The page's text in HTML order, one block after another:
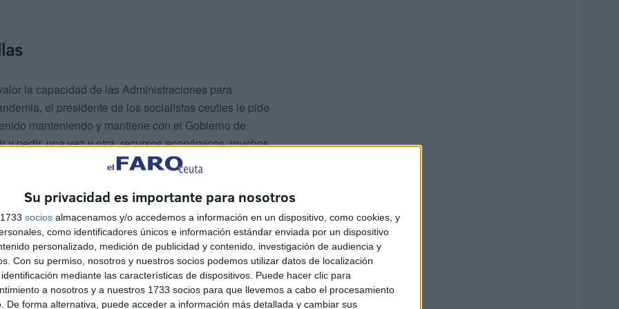
Su privacidad es importante para nosotros
socios almacenamos y/o accedemos a información en un dispositivo, como cookies, y
como identificadores únicos e información estándar enviada por un dispositivo
personalizado, medición de publicidad y contenido, investigación de audiencia y
Con su permiso, nosotros y nuestros socios podemos utilizar datos de localización
mediante las características de dispositivos. Puede hacer clic para
a nosotros y a nuestros 1733 socios para que llevemos a cabo el procesamiento
De forma alternativa, puede acceder a información más detallada y cambiar sus
la capacidad de las Administraciones para
el presidente de los socialistas ceutíes le pide
manteniendo y mantiene con el Gobierno de
pedir, una vez y otra, recursos económicos, muchos
su mala gestión”, dice Hernández.
su discurso, y al que también responde el socialista,
en los colectivos más vulnerables. Para
a quién se refiere exactamente cuando habla